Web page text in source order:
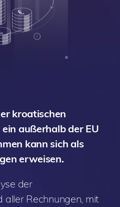
kroatischen
außerhalb der EU
kann sich als
erweisen.
der
aller Rechnungen, mit